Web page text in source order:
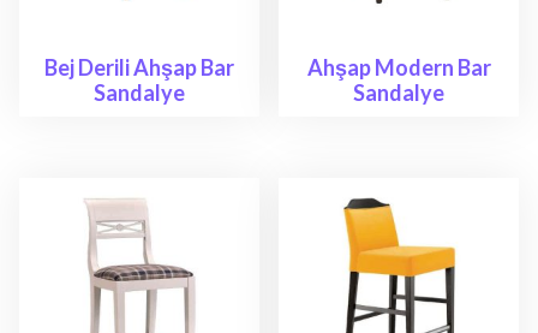
Bej Derili Ahşap Bar
Sandalye
Ahşap Modern Bar
Sandalye